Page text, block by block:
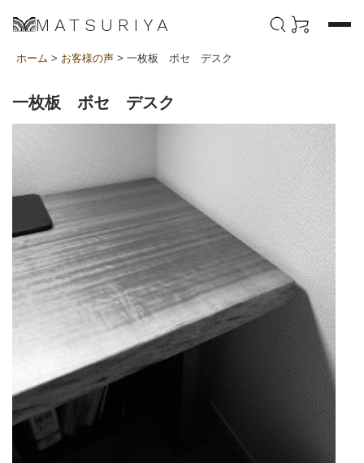
MATSURIYA
ホーム > お客様の声 > 一枚板 ボセ デスク
一枚板 ボセ デスク